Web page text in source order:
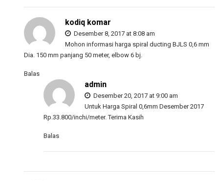
kodiq komar
Desember 8, 2017 at 8:08 am
Mohon informasi harga spiral ducting BJLS 0,6 mm
Dia. 150 mm panjang 50 meter, elbow 6 bj.
Balas
admin
Desember 20, 2017 at 9:00 am
Untuk Harga Spiral 0,6mm Desember 2017
Rp.33.800/inchi/meter. Terima Kasih
Balas